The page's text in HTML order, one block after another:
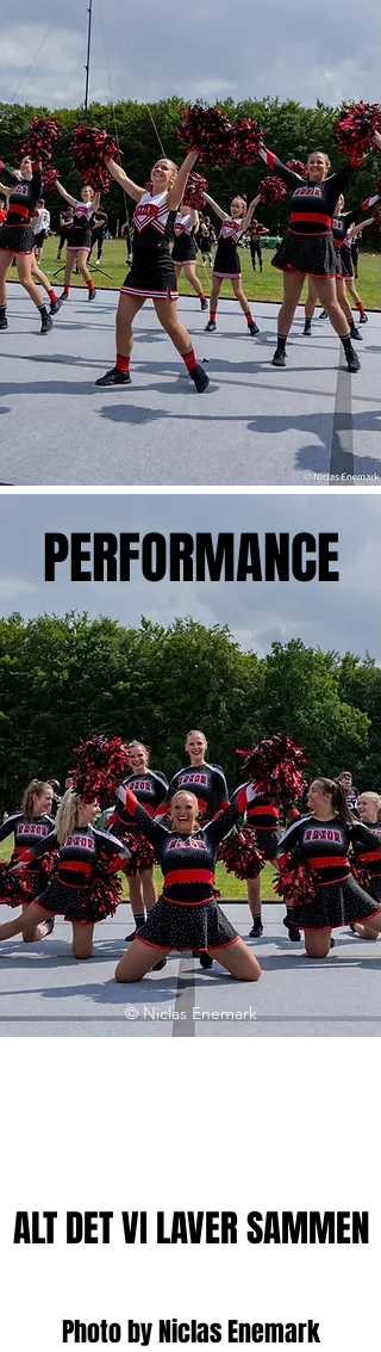
PERFORMANCE
©Niclas Enemark
ALT DET VI LAVER SAMMEN
Photo by Niclas Enemark